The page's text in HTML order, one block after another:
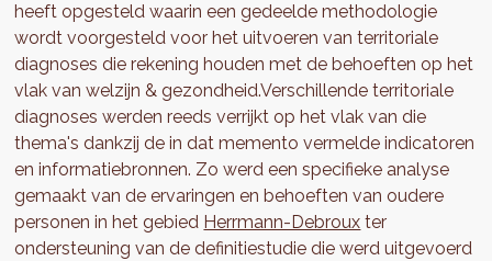
heeft opgesteld waarin een gedeelde methodologie
wordt voorgesteld voor het uitvoeren van territoriale
diagnoses die rekening houden met de behoeften op het
vlak van welzijn & gezondheid.Verschillende territoriale
diagnoses werden reeds verrijkt op het vlak van die
thema's dankzij de in dat memento vermelde indicatoren
en informatiebronnen. Zo werd een specifieke analyse
gemaakt van de ervaringen en behoeften van oudere
personen in het gebied Herrmann-Debroux ter
ondersteuning van de definitiestudie die werd uitgevoerd